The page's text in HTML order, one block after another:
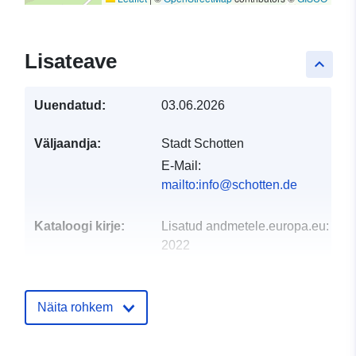
keyboard_arrow_up
Lisateave
Uuendatud: 03.06.2026
Väljaandja:
Stadt Schotten
E-Mail:
mailto:info@schotten.de
Kataloogi kirje: Lisatud andmetele.europa.eu:
2022
Geograafiline
Näita rohkem